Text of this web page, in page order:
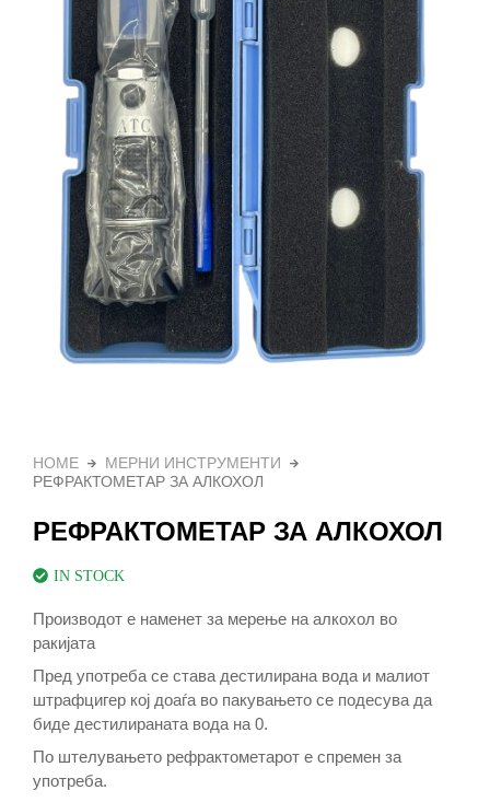
HOME
МЕРНИ ИНСТРУМЕНТИ
РЕФРАКТОМЕТАР ЗА АЛКОХОЛ
РЕФРАКТОМЕТАР ЗА АЛКОХОЛ
IN STOCK
Производот е наменет за мерење на алкохол во
ракијата
Пред употреба се става дестилирана вода и малиот
штрафцигер кој доаѓа во пакувањето се подесува да
биде дестилираната вода на 0.
По штелувањето рефрактометарот е спремен за
употреба.